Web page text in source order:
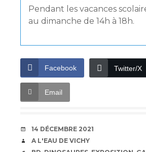
Pendant les vacances
au dimanche de 14h à 18h.
Facebook Twitter/X
Email
DATE
14 DÉCEMBRE 2021
AUTEUR
A L'EAU DE VICHY